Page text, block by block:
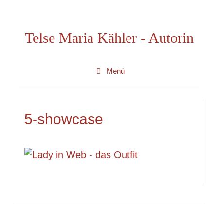
springenTelse Maria Kähler - Autorin
Menü
5-showcase